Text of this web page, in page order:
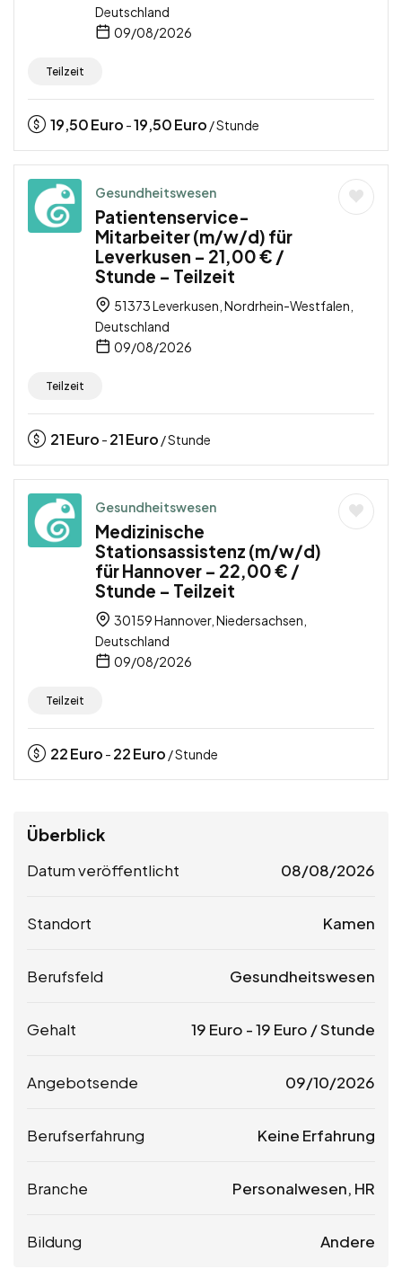
Deutschland
09/08/2026
Teilzeit
19,50Euro -19,50Euro / Stunde
Gesundheitswesen
Patientenservice-
Mitarbeiter (m/w/d) für
Leverkusen – 21,00 € /
Stunde – Teilzeit
51373 Leverkusen, Nordrhein-Westfalen,
Deutschland
09/08/2026
Teilzeit
21Euro - 21Euro / Stunde
Gesundheitswesen
Medizinische
Stationsassistenz (m/w/d)
für Hannover – 22,00 € /
Stunde – Teilzeit
30159 Hannover, Niedersachsen,
Deutschland
09/08/2026
Teilzeit
22Euro - 22Euro / Stunde
Überblick
Datum veröffentlicht 08/08/2026
Standort Kamen
Berufsfeld Gesundheitswesen
Gehalt 19 Euro -19 Euro / Stunde
Angebotsende 09/10/2026
Berufserfahrung Keine Erfahrung
Branche Personalwesen, HR
Bildung Andere